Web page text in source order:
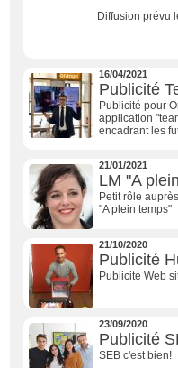
Diffusion prévu
16/04/2021
Publicité
Publicité pour
application
encadrant les
21/01/2021
LM "A
Petit rôle
"A plein temps"
21/10/2020
Publicité
Publicité Web
23/09/2020
Publicité
SEB c'est bien!